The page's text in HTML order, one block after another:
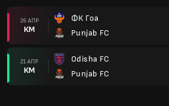
26 АПР
КМ
ФК Гоа
Punjab FC
21 АПР
КМ
Odisha FC
Punjab FC